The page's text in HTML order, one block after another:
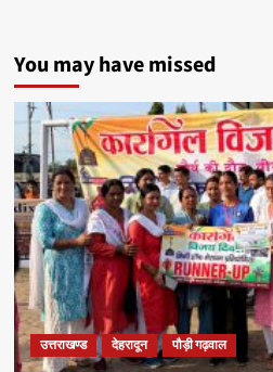
You may have missed
उत्तराखण्ड देहरादून पौड़ी गढ़वाल